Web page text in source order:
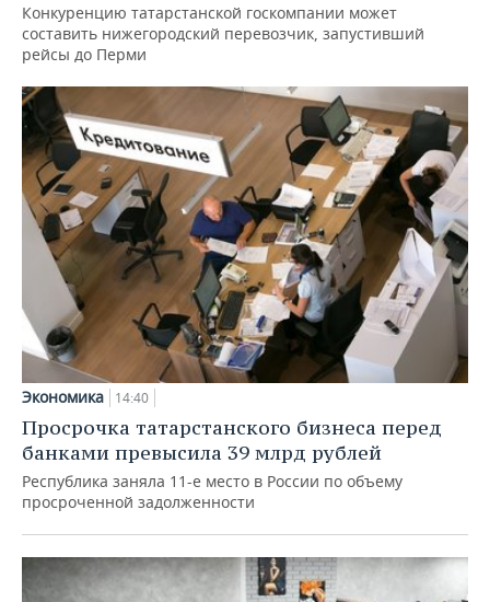
Конкуренцию татарстанской госкомпании может
составить нижегородский перевозчик, запустивший
рейсы до Перми
Экономика 14:40
Просрочка татарстанского бизнеса перед
банками превысила 39 млрд рублей
Республика заняла 11-е место в России по объему
просроченной задолженности